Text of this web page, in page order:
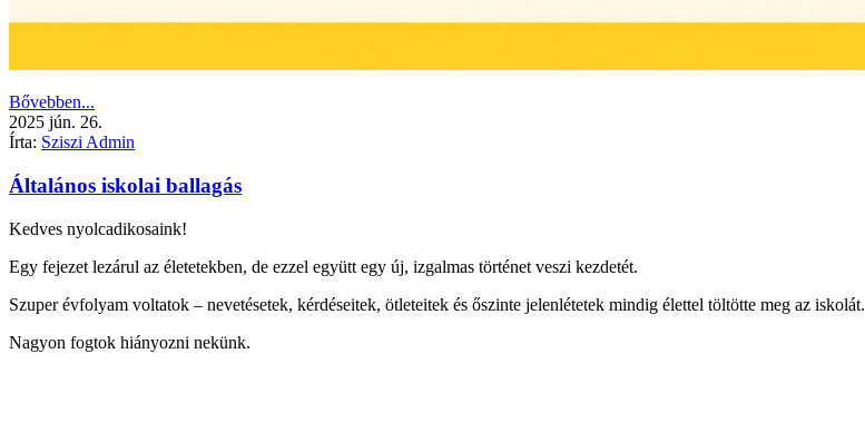
Bővebben...
2025 jún. 26.
Írta: Sziszi Admin
Általános iskolai ballagás
Kedves nyolcadikosaink!
Egy fejezet lezárul az életetekben, de ezzel együtt egy új, izgalmas történet veszi kezdetét.
Szuper évfolyam voltatok – nevetésetek, kérdéseitek, ötleteitek és őszinte jelenlétetek mindig élettel töltötte meg az iskolát.
Nagyon fogtok hiányozni nekünk.